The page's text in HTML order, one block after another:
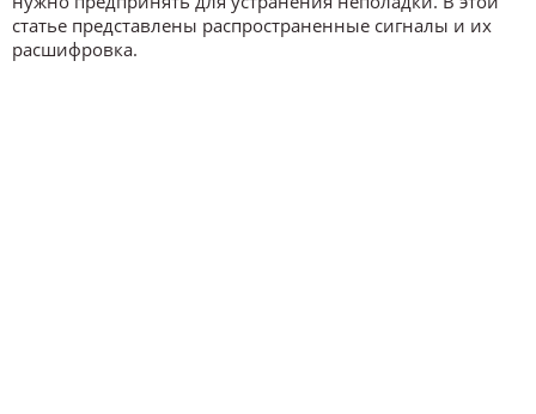
статье представлены распространенные сигналы и их
расшифровка.